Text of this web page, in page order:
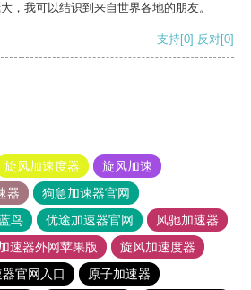
，我可以结识到来自世界各地的朋友。
支持[0] 反对[0]
旋风加速度器
旋风加速
器
狗急加速器官网
鸟 优途加速器官网
风驰加速器
速器外网苹果版
旋风加速度器
官网入口
原子加速器